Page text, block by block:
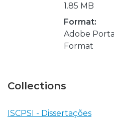
1.85 MB
Format:
Adobe
Format
Collections
ISCPSI - Dissertações